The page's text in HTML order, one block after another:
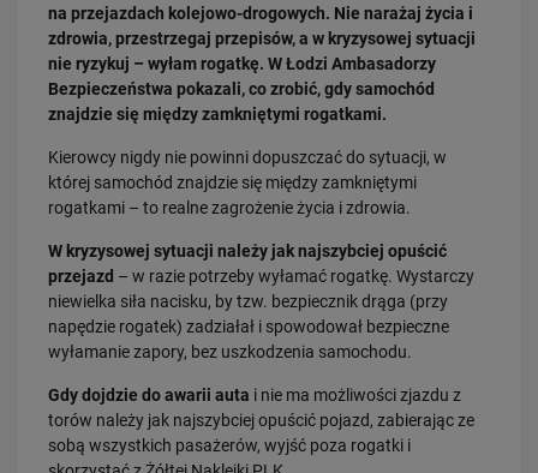
na przejazdach kolejowo-drogowych. Nie narażaj życia i
zdrowia, przestrzegaj przepisów, a w kryzysowej sytuacji
nie ryzykuj – wyłam rogatkę. W Łodzi Ambasadorzy
Bezpieczeństwa pokazali, co zrobić, gdy samochód
znajdzie się między zamkniętymi rogatkami.
Kierowcy nigdy nie powinni dopuszczać do sytuacji, w
której samochód znajdzie się między zamkniętymi
rogatkami – to realne zagrożenie życia i zdrowia.
W kryzysowej sytuacji należy jak najszybciej opuścić
przejazd – w razie potrzeby wyłamać rogatkę. Wystarczy
niewielka siła nacisku, by tzw. bezpiecznik drąga (przy
napędzie rogatek) zadziałał i spowodował bezpieczne
wyłamanie zapory, bez uszkodzenia samochodu.
Gdy dojdzie do awarii auta i nie ma możliwości zjazdu z
torów należy jak najszybciej opuścić pojazd, zabierając ze
sobą wszystkich pasażerów, wyjść poza rogatki i
31.07.2026
Dobre zmiany dla mieszkańców Katowic. Gotowy jest ważny wiadukt
drogowy
PRZECZYTAJ